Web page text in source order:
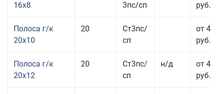
16x8
3пс/сп
руб.
Полоса г/к
20x10
20
Ст3пс/
сп
от 43
руб.
Полоса г/к
20x12
20
Ст3пс/
сп
н/д
от 44
руб.